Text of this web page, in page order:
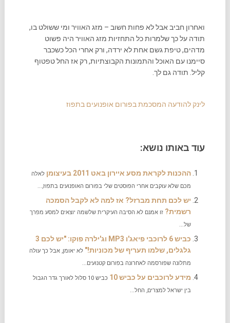
ואחרון חביב אבל לא פחות חשוב – מזג האוויר ומי ששולט בו,
תודה על כך שלמרות כל התחזיות מזג האוויר היה פשוט
מדהים, טיפת גשם אחת לא ירדה, ורק אחרי הכל כשכבר
סיימנו עם האוכל והתמונות הקבוצתיות, רק אז החל טפטוף
קליל. תודה גם לך.
לינק להודעה המסכמת בפורום אופנועים בתפוז
עוד באותו נושא:
ההכנות לקראת מסע איירון באט 2011 בעיצומן
לאלה
מכם שלא עוקבים אחרי הפוסטים שלי בפורום האופנועים בתפוז,...
יש לכם תחת מברזל? אז למה לא לקבל הסמכה
רשמית? זו אמנם לא הסיבה העיקרית שלשמה יוצאים למסע מפרך
של...
כביש 6 לרוכבי פיאג'ו MP3 וג'ילרה פוקו: "יש לכם 3
גלגלים, שלמו תעריף של מכוניות!" לא יאומן, אבל כך עולה
מתלונה שפורסמה לאחרונה בפורום קטנועים...
מידע לרוכבים על כביש 10
כביש 10 סלול לאורך גדר הגבול
בין ישראל למצרים, החל...